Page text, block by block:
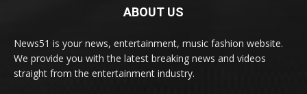
ABOUT US
News51 is your news, entertainment, music fashion website.
We provide you with the latest breaking news and videos
straight from the entertainment industry.